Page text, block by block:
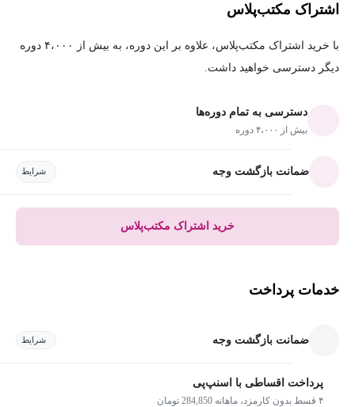
اشتراک مکتب‌پلاس
با خرید اشتراک مکتب‌پلاس، علاوه بر این دوره، به بیش از ۴،۰۰۰ دوره
دیگر دسترسی خواهید داشت.
دسترسی به تمام دوره‌ها
بیش از ۴،۰۰۰ دوره
ضمانت بازگشت وجه شرایط
خرید اشتراک مکتب‌پلاس
خدمات پرداخت
ضمانت بازگشت وجه شرایط
پرداخت اقساطی با اسنپ‌پی
۴ قسط بدون کارمزد، ماهانه 284,850 تومان